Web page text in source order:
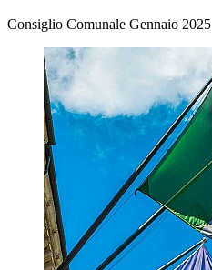
Consiglio Comunale Gennaio 2025